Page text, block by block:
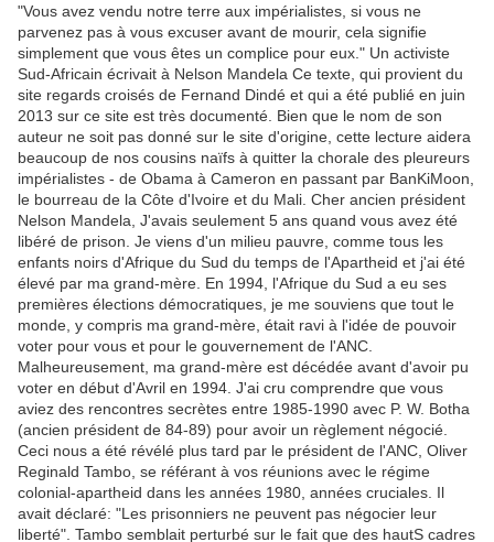
"Vous avez vendu notre terre aux impérialistes, si vous ne
parvenez pas à vous excuser avant de mourir, cela signifie
simplement que vous êtes un complice pour eux." Un activiste
Sud-Africain écrivait à Nelson Mandela Ce texte, qui provient du
site regards croisés de Fernand Dindé et qui a été publié en juin
2013 sur ce site est très documenté. Bien que le nom de son
auteur ne soit pas donné sur le site d'origine, cette lecture aidera
beaucoup de nos cousins naïfs à quitter la chorale des pleureurs
impérialistes - de Obama à Cameron en passant par BanKiMoon,
le bourreau de la Côte d'Ivoire et du Mali. Cher ancien président
Nelson Mandela, J'avais seulement 5 ans quand vous avez été
libéré de prison. Je viens d'un milieu pauvre, comme tous les
enfants noirs d'Afrique du Sud du temps de l'Apartheid et j'ai été
élevé par ma grand-mère. En 1994, l'Afrique du Sud a eu ses
premières élections démocratiques, je me souviens que tout le
monde, y compris ma grand-mère, était ravi à l'idée de pouvoir
voter pour vous et pour le gouvernement de l'ANC.
Malheureusement, ma grand-mère est décédée avant d'avoir pu
voter en début d'Avril en 1994. J'ai cru comprendre que vous
aviez des rencontres secrètes entre 1985-1990 avec P. W. Botha
(ancien président de 84-89) pour avoir un règlement négocié.
Ceci nous a été révélé plus tard par le président de l'ANC, Oliver
Reginald Tambo, se référant à vos réunions avec le régime
colonial-apartheid dans les années 1980, années cruciales. Il
avait déclaré: "Les prisonniers ne peuvent pas négocier leur
liberté". Tambo semblait perturbé sur le fait que des hautS cadres